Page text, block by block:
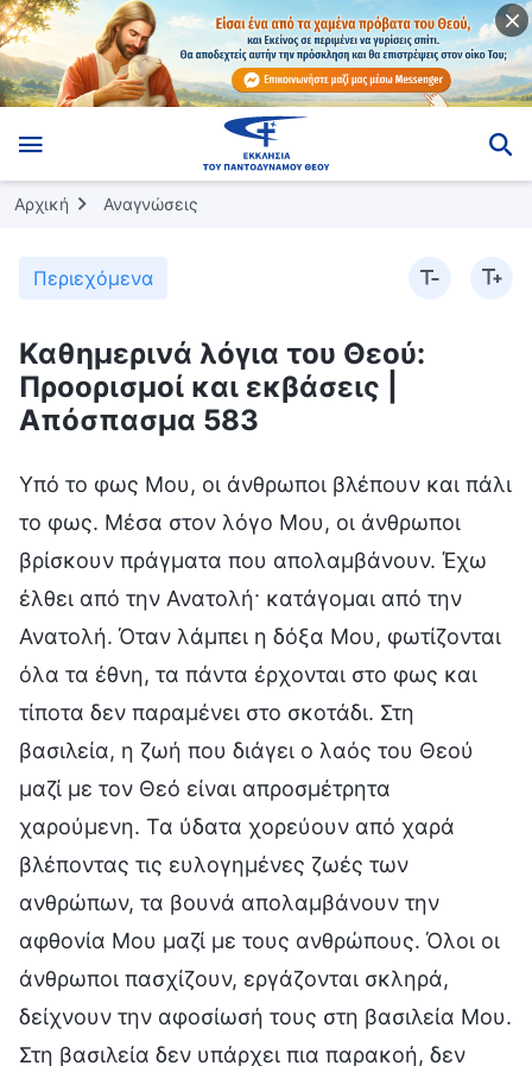
Αρχική Αναγνώσεις
Περιεχόμενα
Καθημερινά λόγια του Θεού:
Προορισμοί και εκβάσεις |
Απόσπασμα 583
Υπό το φως Μου, οι άνθρωποι βλέπουν και πάλι
το φως. Μέσα στον λόγο Μου, οι άνθρωποι
βρίσκουν πράγματα που απολαμβάνουν. Έχω
έλθει από την Ανατολή· κατάγομαι από την
Ανατολή. Όταν λάμπει η δόξα Μου, φωτίζονται
όλα τα έθνη, τα πάντα έρχονται στο φως και
τίποτα δεν παραμένει στο σκοτάδι. Στη
βασιλεία, η ζωή που διάγει ο λαός του Θεού
μαζί με τον Θεό είναι απροσμέτρητα
χαρούμενη. Τα ύδατα χορεύουν από χαρά
βλέποντας τις ευλογημένες ζωές των
ανθρώπων, τα βουνά απολαμβάνουν την
αφθονία Μου μαζί με τους ανθρώπους. Όλοι οι
άνθρωποι πασχίζουν, εργάζονται σκληρά,
δείχνουν την αφοσίωσή τους στη βασιλεία Μου.
Στη βασιλεία δεν υπάρχει πια παρακοή, δεν